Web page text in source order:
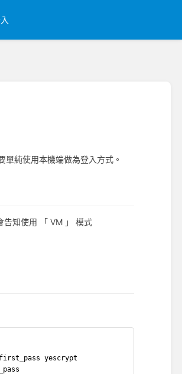
純使用本機端做為登入方式。
知使用 「 VM 」 模式
yescrypt